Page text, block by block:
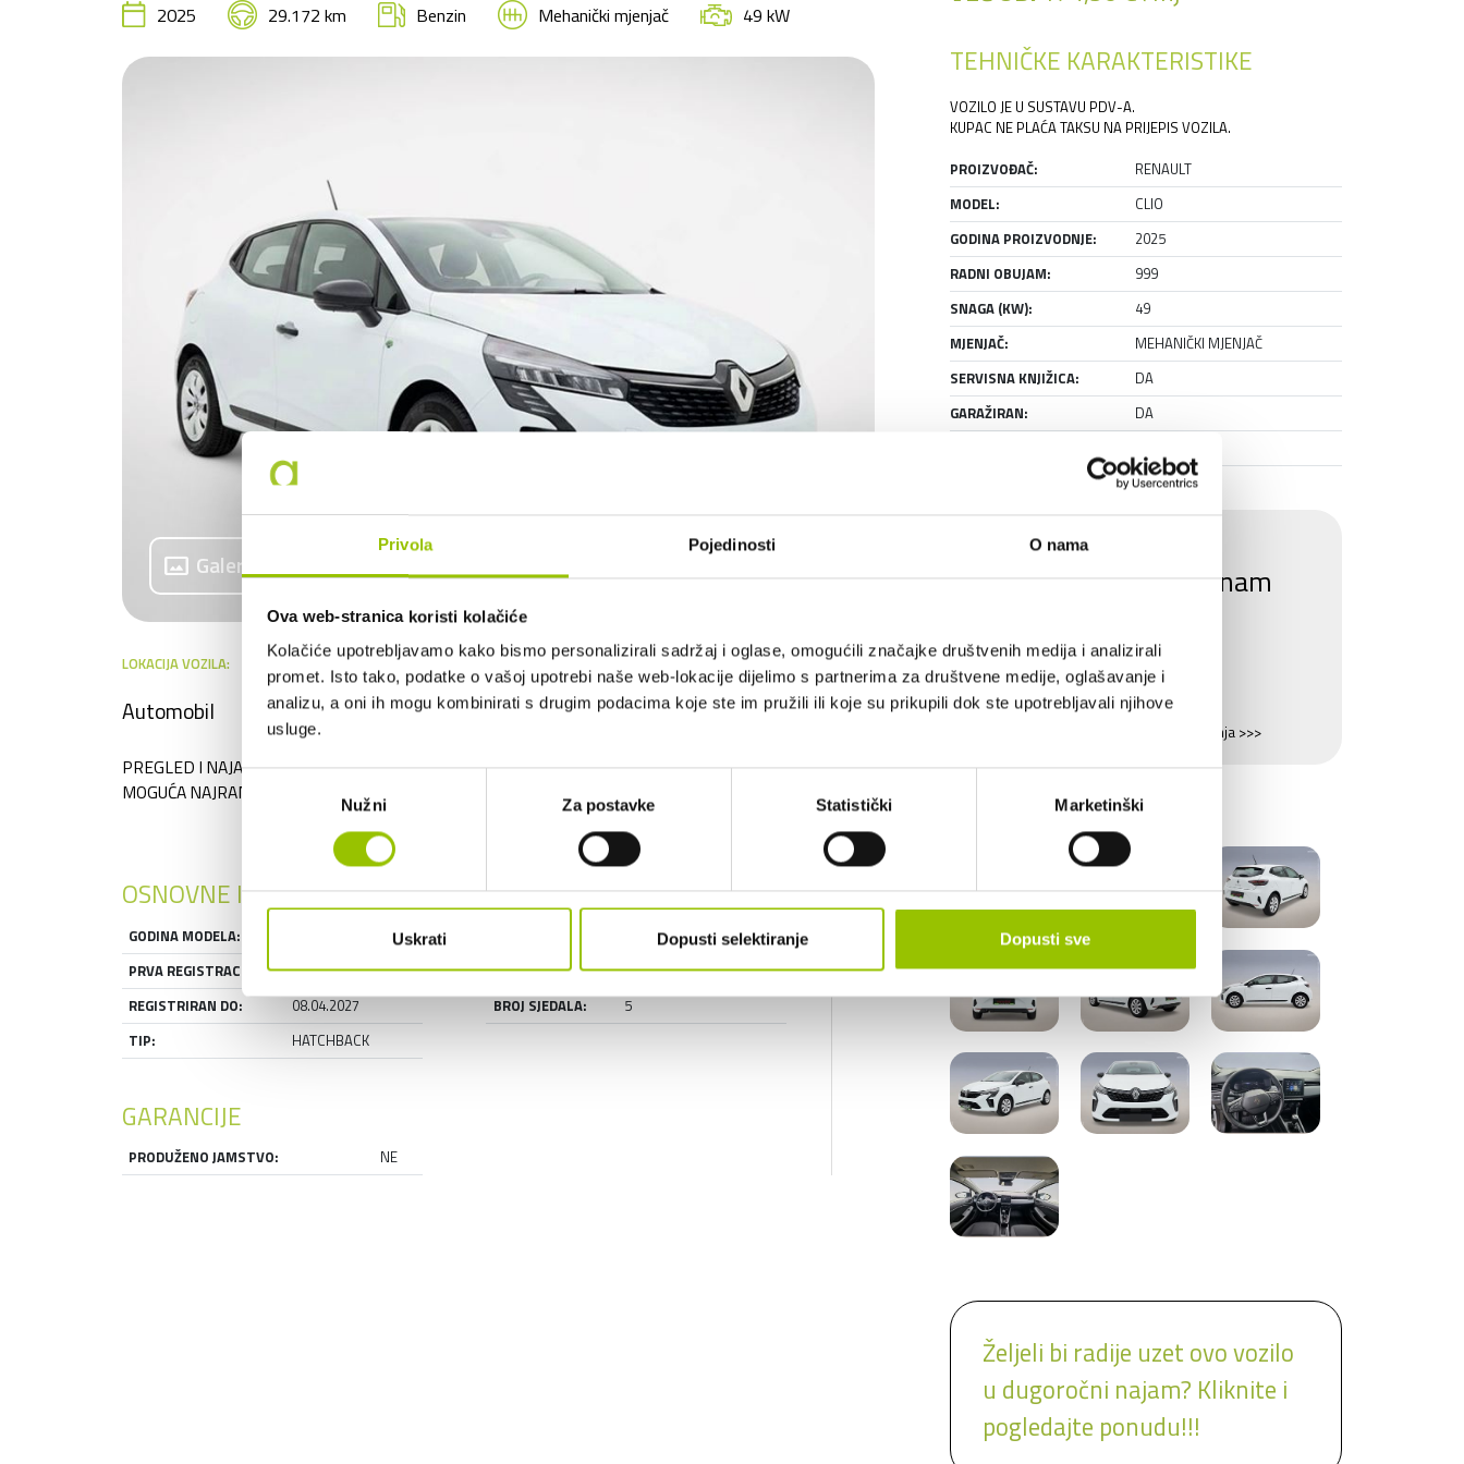
Privola Pojedinosti O nama
Ova web-stranica koristi kolačiće
Kolačiće upotrebljavamo kako bismo personalizirali sadržaj i oglase, omogućili značajke društvenih medija i analizirali
promet. Isto tako, podatke o vašoj upotrebi naše web-lokacije dijelimo s partnerima za društvene medije, oglašavanje i
analizu, a oni ih mogu kombinirati s drugim podacima koje ste im pružili ili koje su prikupili dok ste upotrebljavali njihove
usluge.
Odabir
Nužni Za postavke Statistički Marketinški
Uskrati Dopusti selektiranje Dopusti sve
2025 29.172 km Benzin Mehanički mjenjač 49 kW
panorama Galerija
LOKACIJA VOZILA:
Automobil
PREGLED I NAJAM (MOGUĆE I S OTKUPOM), MOGUĆ PREMA DOGOVORU. PRODAJA
MOGUĆA NAJRANIJE OD 15.09.2026.
OSNOVNE INFORMACIJE
GODINA MODELA:
PRVA REGISTRACIJA:
2025
REGISTRIRAN DO:
08.04.2027
TIP:
HATCHBACK
IZGLED I DIMENZIJE
BIJELA
BROJ VRATA:
5
BROJ SJEDALA:
5
GARANCIJE
PRODUŽENO JAMSTVO: NE
TEHNIČKE KARAKTERISTIKE
VOZILO JE U SUSTAVU PDV-A.
KUPAC NE PLAĆA TAKSU NA PRIJEPIS VOZILA.
PROIZVOĐAČ:
RENAULT
MODEL:
CLIO
GODINA PROIZVODNJE:
2025
RADNI OBUJAM:
999
SNAGA (KW):
49
MJENJAČ:
MEHANIČKI MJENJAČ
SERVISNA KNJIŽICA:
DA
GARAŽIRAN:
DA
Zanima li Vas ovaj
automobil? Pošaljite nam
POŠALJI UPIT
Saznajte sve o mogućnostima financiranja >>>
Željeli bi radije uzet ovo vozilo
u dugoročni najam? Kliknite i
pogledajte ponudu!!!